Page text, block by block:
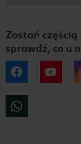
Zostań częścią
sprawdź, co u
Facebook